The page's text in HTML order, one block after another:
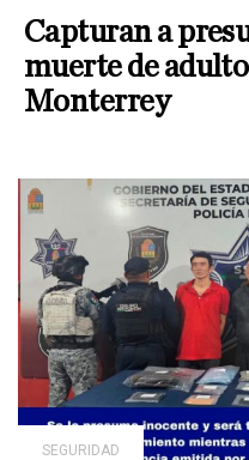
Capturan a
muerte de
Monterrey
SEGURIDAD